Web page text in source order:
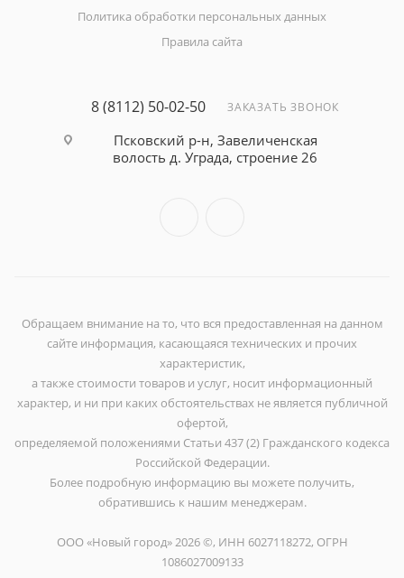
Политика обработки персональных данных
Правила сайта
8 (8112) 50-02-50 ЗАКАЗАТЬ ЗВОНОК
Псковский р-н, Завеличенская
волость д. Уграда, строение 26
Обращаем внимание на то, что вся предоставленная на данном
сайте информация, касающаяся технических и прочих
характеристик,
а также стоимости товаров и услуг, носит информационный
характер, и ни при каких обстоятельствах не является публичной
офертой,
определяемой положениями Статьи 437 (2) Гражданского кодекса
Российской Федерации.
Более подробную информацию вы можете получить,
обратившись к нашим менеджерам.
ООО «Новый город» 2026 ©, ИНН 6027118272, ОГРН
1086027009133